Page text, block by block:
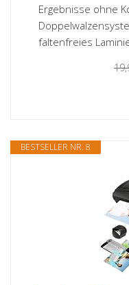
Ergebnisse ohne
faltenfreies
BESTSELLER NR. 8